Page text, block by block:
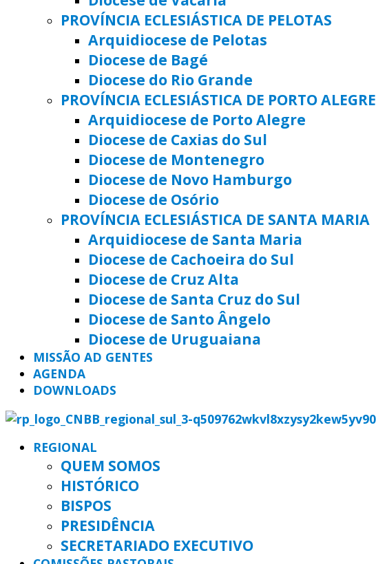
PROVÍNCIA ECLESIÁSTICA DE PELOTAS
Arquidiocese de Pelotas
Diocese de Bagé
Diocese do Rio Grande
PROVÍNCIA ECLESIÁSTICA DE PORTO ALEGRE
Arquidiocese de Porto Alegre
Diocese de Caxias do Sul
Diocese de Montenegro
Diocese de Novo Hamburgo
Diocese de Osório
PROVÍNCIA ECLESIÁSTICA DE SANTA MARIA
Arquidiocese de Santa Maria
Diocese de Cachoeira do Sul
Diocese de Cruz Alta
Diocese de Santa Cruz do Sul
Diocese de Santo Ângelo
Diocese de Uruguaiana
MISSÃO AD GENTES
AGENDA
DOWNLOADS
REGIONAL
QUEM SOMOS
HISTÓRICO
BISPOS
PRESIDÊNCIA
SECRETARIADO EXECUTIVO